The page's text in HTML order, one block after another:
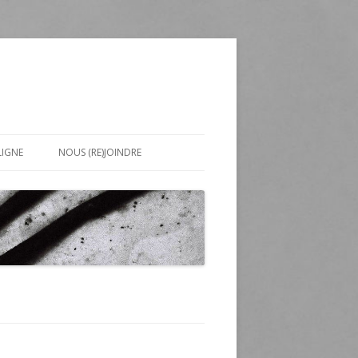
NOUS (RE)JOINDRE